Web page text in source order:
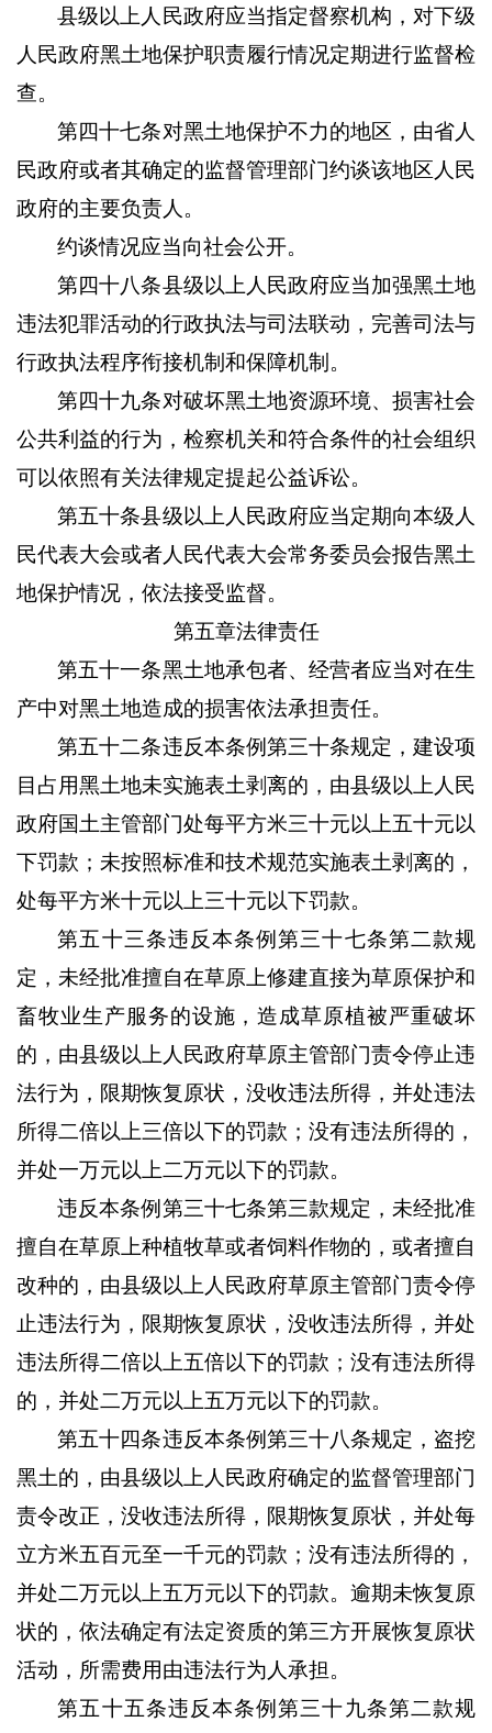
县级以上人民政府应当指定督察机构，对下级
人民政府黑土地保护职责履行情况定期进行监督检
查。
第四十七条对黑土地保护不力的地区，由省人
民政府或者其确定的监督管理部门约谈该地区人民
政府的主要负责人。
约谈情况应当向社会公开。
第四十八条县级以上人民政府应当加强黑土地
违法犯罪活动的行政执法与司法联动，完善司法与
行政执法程序衔接机制和保障机制。
第四十九条对破坏黑土地资源环境、损害社会
公共利益的行为，检察机关和符合条件的社会组织
可以依照有关法律规定提起公益诉讼。
第五十条县级以上人民政府应当定期向本级人
民代表大会或者人民代表大会常务委员会报告黑土
地保护情况，依法接受监督。
第五章法律责任
第五十一条黑土地承包者、经营者应当对在生
产中对黑土地造成的损害依法承担责任。
第五十二条违反本条例第三十条规定，建设项
目占用黑土地未实施表土剥离的，由县级以上人民
政府国土主管部门处每平方米三十元以上五十元以
下罚款；未按照标准和技术规范实施表土剥离的，
处每平方米十元以上三十元以下罚款。
第五十三条违反本条例第三十七条第二款规
定，未经批准擅自在草原上修建直接为草原保护和
畜牧业生产服务的设施，造成草原植被严重破坏
的，由县级以上人民政府草原主管部门责令停止违
法行为，限期恢复原状，没收违法所得，并处违法
所得二倍以上三倍以下的罚款；没有违法所得的，
并处一万元以上二万元以下的罚款。
违反本条例第三十七条第三款规定，未经批准
擅自在草原上种植牧草或者饲料作物的，或者擅自
改种的，由县级以上人民政府草原主管部门责令停
止违法行为，限期恢复原状，没收违法所得，并处
违法所得二倍以上五倍以下的罚款；没有违法所得
的，并处二万元以上五万元以下的罚款。
第五十四条违反本条例第三十八条规定，盗挖
黑土的，由县级以上人民政府确定的监督管理部门
责令改正，没收违法所得，限期恢复原状，并处每
立方米五百元至一千元的罚款；没有违法所得的，
并处二万元以上五万元以下的罚款。逾期未恢复原
状的，依法确定有法定资质的第三方开展恢复原状
活动，所需费用由违法行为人承担。
第五十五条违反本条例第三十九条第二款规